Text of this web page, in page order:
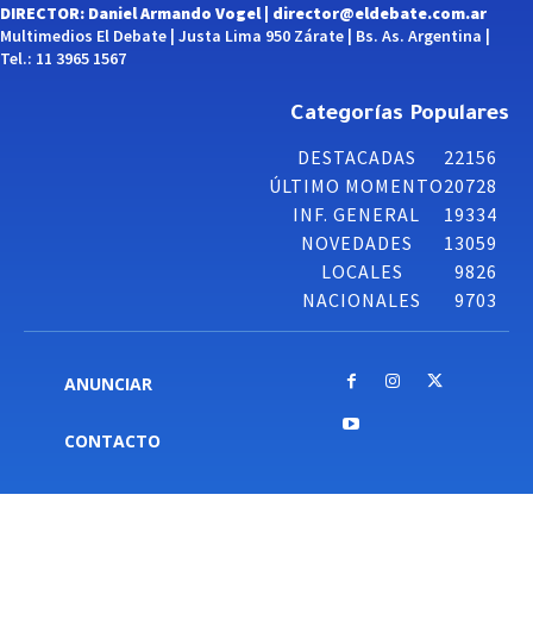
DIRECTOR: Daniel Armando Vogel | director@eldebate.com.ar
Multimedios El Debate | Justa Lima 950 Zárate | Bs. As. Argentina |
Tel.: 11 3965 1567
Categorías Populares
DESTACADAS
22156
ÚLTIMO MOMENTO20728
INF. GENERAL
19334
NOVEDADES
13059
LOCALES
9826
NACIONALES
9703
ANUNCIAR
CONTACTO